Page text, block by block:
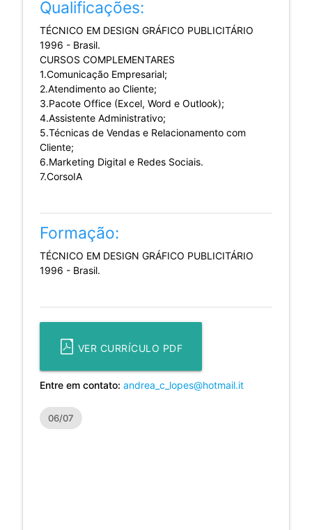
Qualificações:
TÉCNICO EM DESIGN GRÁFICO PUBLICITÁRIO
1996 - Brasil.
CURSOS COMPLEMENTARES
1.Comunicação Empresarial;
2.Atendimento ao Cliente;
3.Pacote Office (Excel, Word e Outlook);
4.Assistente Administrativo;
5.Técnicas de Vendas e Relacionamento com
Cliente;
6.Marketing Digital e Redes Sociais.
7.CorsoIA
Formação:
TÉCNICO EM DESIGN GRÁFICO PUBLICITÁRIO
1996 - Brasil.
VER CURRÍCULO PDF
Entre em contato: andrea_c_lopes@hotmail.it
06/07